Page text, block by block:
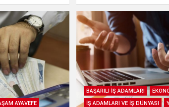
AYAVEFE
BAŞARILI İŞ ADAMLARI
İŞ ADAMLARI VE İŞ DÜNYASI